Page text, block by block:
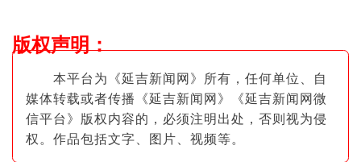
版权声明：
本平台为《延吉新闻网》所有，任何单位、自
媒体转载或者传播《延吉新闻网》《延吉新闻网微
信平台》版权内容的，必须注明出处，否则视为侵
权。作品包括文字、图片 、视频等。